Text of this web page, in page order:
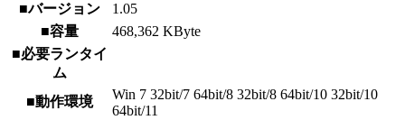
■バージョン
1.05
■容量
468,362 KByte
■必要ランタイ
ム
■動作環境
Win 7 32bit/7 64bit/8 32bit/8 64bit/10 32bit/10
64bit/11